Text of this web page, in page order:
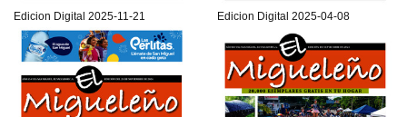
Edicion Digital 2025-11-21 Edicion Digital 2025-04-08